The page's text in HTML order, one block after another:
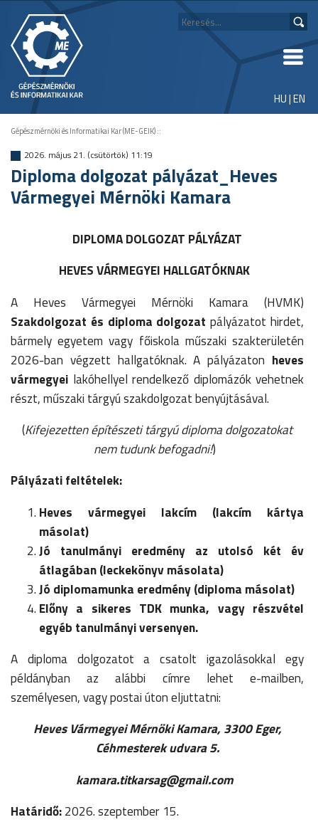
HU|EN
Gépészmérnöki és Informatikai Kar (ME-GEIK)::
2026. május 21. (csütörtök) 11:19
Diploma dolgozat pályázat_Heves
Vármegyei Mérnöki Kamara
DIPLOMA DOLGOZAT PÁLYÁZAT
HEVES VÁRMEGYEI HALLGATÓKNAK
A Heves Vármegyei Mérnöki Kamara (HVMK)
Szakdolgozat és diploma dolgozat pályázatot hirdet,
bármely egyetem vagy főiskola műszaki szakterületén
2026-ban végzett hallgatóknak. A pályázaton heves
vármegyei lakóhellyel rendelkező diplomázók vehetnek
részt, műszaki tárgyú szakdolgozat benyújtásával.
(Kifejezetten építészeti tárgyú diploma dolgozatokat
nem tudunk befogadni!)
Pályázati feltételek:
Heves vármegyei lakcím (lakcím kártya
másolat)
Jó tanulmányi eredmény az utolsó két év
átlagában (leckekönyv másolata)
Jó diplomamunka eredmény (diploma másolat)
Előny a sikeres TDK munka, vagy részvétel
egyéb tanulmányi versenyen.
A diploma dolgozatot a csatolt igazolásokkal egy
példányban az alábbi címre lehet e-mailben,
személyesen, vagy postai úton eljuttatni:
Heves Vármegyei Mérnöki Kamara, 3300 Eger,
Céhmesterek udvara 5.
kamara.titkarsag@gmail.com
Határidő:2026. szeptember 15.